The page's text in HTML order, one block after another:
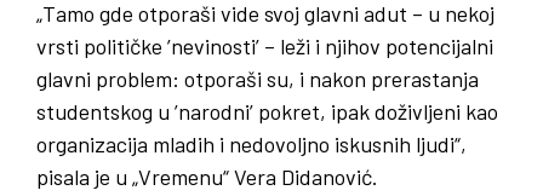
„Tamo gde otporaši vide svoj glavni adut – u nekoj
vrsti političke ’nevinosti’ – leži i njihov potencijalni
glavni problem: otporaši su, i nakon prerastanja
studentskog u ’narodni’ pokret, ipak doživljeni kao
organizacija mladih i nedovoljno iskusnih ljudi“,
pisala je u „Vremenu“ Vera Didanović.